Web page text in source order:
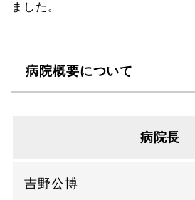
ました。
病院概要について
病院長
吉野公博